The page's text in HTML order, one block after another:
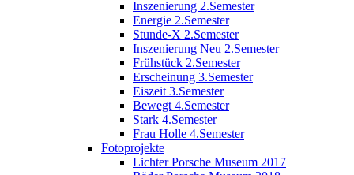
Inszenierung 2.Semester
Energie 2.Semester
Stunde-X 2.Semester
Inszenierung Neu 2.Semester
Frühstück 2.Semester
Erscheinung 3.Semester
Eiszeit 3.Semester
Bewegt 4.Semester
Stark 4.Semester
Frau Holle 4.Semester
Fotoprojekte
Lichter Porsche Museum 2017